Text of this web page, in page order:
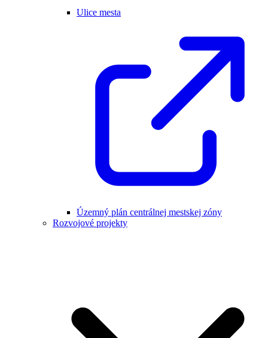
Ulice mesta
Územný plán centrálnej mestskej zóny
Rozvojové projekty